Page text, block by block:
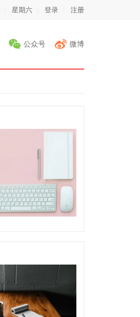
星期六 登录 注册
公众号 微博